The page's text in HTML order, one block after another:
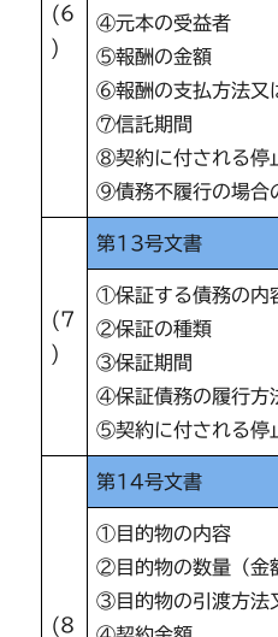
(6
)
④元本の受益者
⑤報酬の金額
⑥報酬の支払方法又
⑦信託期間
⑧契約に付される停
⑨債務不履行の場合
(7
)
第13号文書
①保証する債務の内
②保証の種類
③保証期間
④保証債務の履行方
⑤契約に付される停
(8
第14号文書
①目的物の内容
②目的物の数量（金
③目的物の引渡方法